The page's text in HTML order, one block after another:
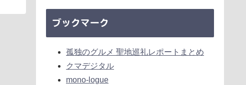
ブックマーク
孤独のグルメ 聖地巡礼レポートまとめ
クマデジタル
mono-logue